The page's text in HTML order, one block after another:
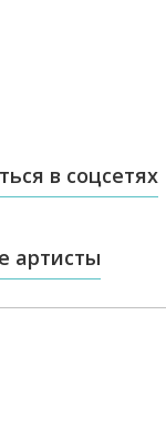
в соцсетях
артисты